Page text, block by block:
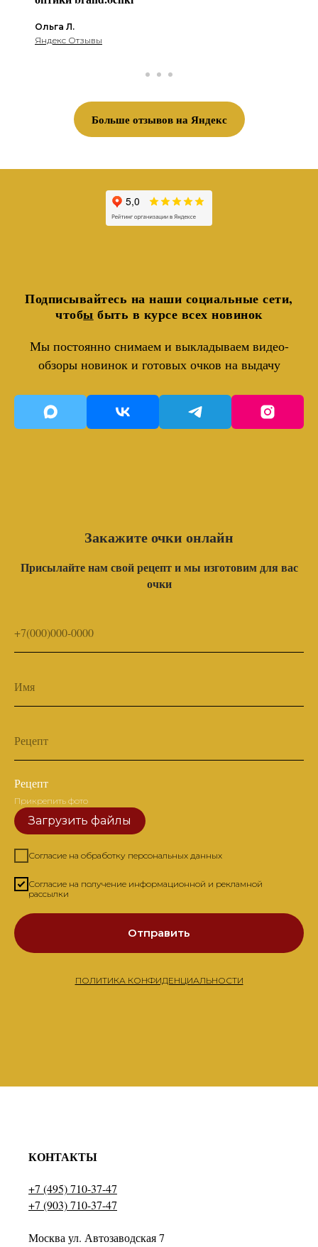
Ольга Л.
Яндекс Отзывы
Больше отзывов на Яндекс
Подписывайтесь на наши социальные сети,
чтобы быть в курсе всех новинок
Мы постоянно снимаем и выкладываем видео-
обзоры новинок и готовых очков на выдачу
Закажите очки онлайн
Присылайте нам свой рецепт и мы изготовим для вас
очки
+7(000)000-0000
Имя
Рецепт
Рецепт
Прикрепить фото
Загрузить файлы
Согласие на обработку персональных данных
Согласие на получение информационной и рекламной
рассылки
Отправить
ПОЛИТИКА КОНФИДЕНЦИАЛЬНОСТИ
КОНТАКТЫ
+7 (495) 710-37-47
+7 (903) 710-37-47
Москва ул. Автозаводская 7